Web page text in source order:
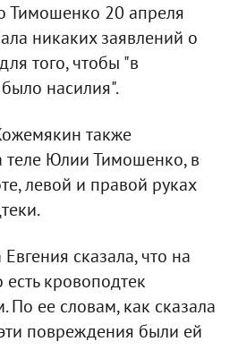
Тимошенко 20 апреля
никаких заявлений о
того, чтобы "в
насилия".
также
теле Юлии Тимошенко, в
левой и правой руках
сказала, что на
кровоподтек
ее словам, как сказала
повреждения были ей